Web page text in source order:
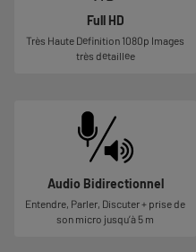
Full HD
Très Haute Définition 1080p Images
très détaillée
Audio Bidirectionnel
Entendre, Parler, Discuter + prise de
son micro jusqu’à 5 m